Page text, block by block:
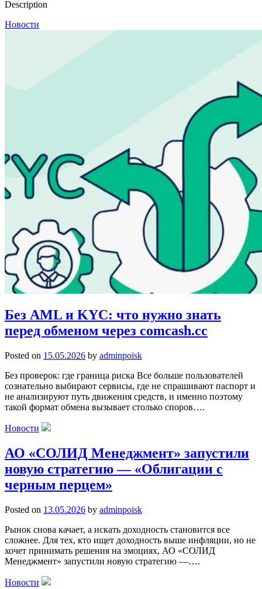
Description
Новости
Без AML и KYC: что нужно знать
перед обменом через comcash.cc
Posted on 15.05.2026 by adminpoisk
Без проверок: где граница риска Все больше пользователей
сознательно выбирают сервисы, где не спрашивают паспорт и
не анализируют путь движения средств, и именно поэтому
такой формат обмена вызывает столько споров….
Новости
АО «СОЛИД Менеджмент» запустили
новую стратегию — «Облигации с
черным перцем»
Posted on 13.05.2026 by adminpoisk
Рынок снова качает, а искать доходность становится все
сложнее. Для тех, кто ищет доходность выше инфляции, но не
хочет принимать решения на эмоциях, АО «СОЛИД
Менеджмент» запустили новую стратегию —….
Новости